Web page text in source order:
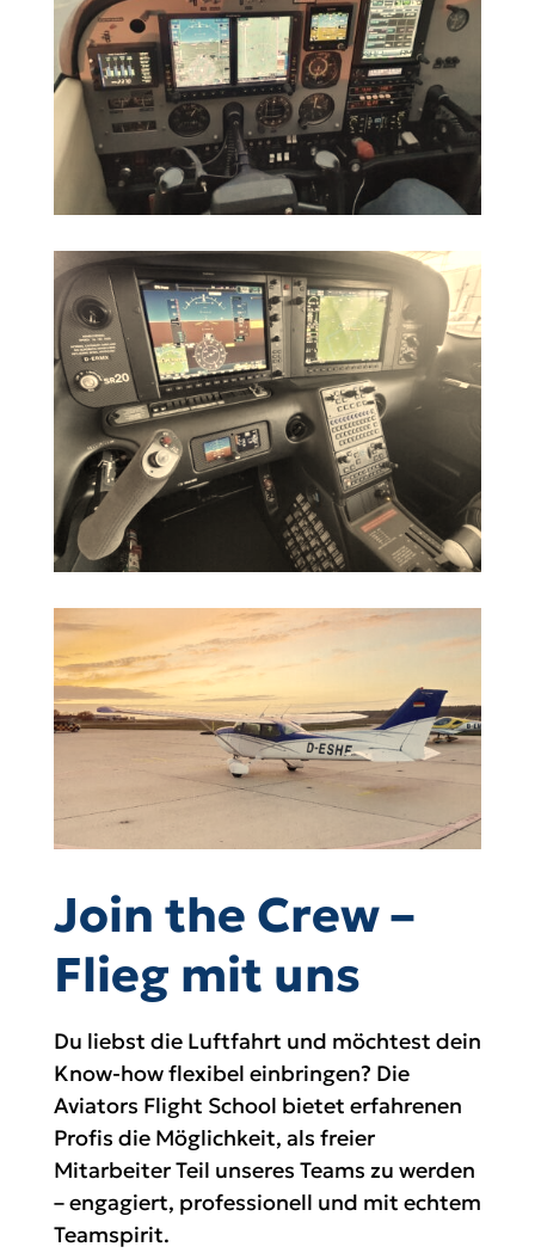
Join the Crew –
Flieg mit uns
Du liebst die Luftfahrt und möchtest dein
Know-how flexibel einbringen? Die
Aviators Flight School bietet erfahrenen
Profis die Möglichkeit, als freier
Mitarbeiter Teil unseres Teams zu werden
– engagiert, professionell und mit echtem
Teamspirit.